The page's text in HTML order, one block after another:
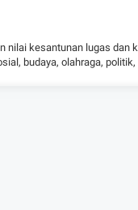
nilai kesantunan lugas dan
budaya, olahraga,